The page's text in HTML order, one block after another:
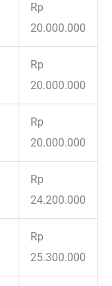
Rp
20.000.000
Rp
20.000.000
Rp
20.000.000
Rp
24.200.000
Rp
25.300.000